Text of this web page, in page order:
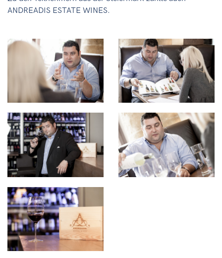
ANDREADIS ESTATE WINES.